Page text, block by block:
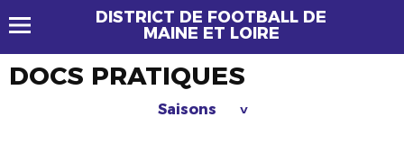
DISTRICT DE FOOTBALL DE
MAINE ET LOIRE
DOCS PRATIQUES
Saisons >